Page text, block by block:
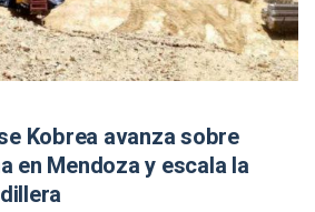
Kobrea avanza sobre
en Mendoza y escala la